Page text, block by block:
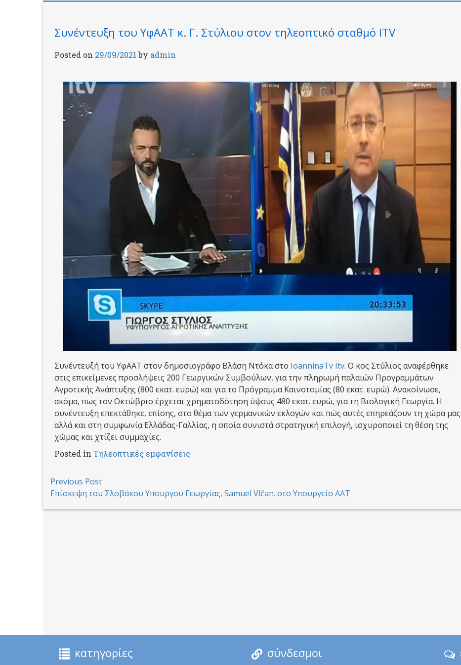
Συνέντευξη του ΥφΑΑΤ κ. Γ. Στύλιου στον τηλεοπτικό σταθμό ITV
Posted on 29/09/2021 by admin
Συνέντευξή του ΥφΑΑΤ στον δημοσιογράφο Βλάση Ντόκα στο IoanninaTv Itv. Ο κος Στύλιος αναφέρθηκε
στις επικείμενες προσλήψεις 200 Γεωργικών Συμβούλων, για την πληρωμή παλαιών Προγραμμάτων
Αγροτικής Ανάπτυξης (800 εκατ. ευρώ) και για το Πρόγραμμα Καινοτομίας (80 εκατ. ευρώ). Ανακοίνωσε,
ακόμα, πως τον Οκτώβριο έρχεται χρηματοδότηση ύψους 480 εκατ. ευρώ, για τη Βιολογική Γεωργία. Η
συνέντευξη επεκτάθηκε, επίσης, στο θέμα των γερμανικών εκλογών και πώς αυτές επηρεάζουν τη χώρα
αλλά και στη συμφωνία Ελλάδας-Γαλλίας, η οποία συνιστά στρατηγική επιλογή, ισχυροποιεί τη θέση της
χώμας και χτίζει συμμαχίες.
Posted in Τηλεοπτικές εμφανίσεις
Post
navigation
Previous Post
Επίσκεψη του Σλοβάκου Υπουργού Γεωργίας, Samuel Vlčan. στο Υπουργείο ΑΑΤ
κατηγορίες σύνδεσμοι